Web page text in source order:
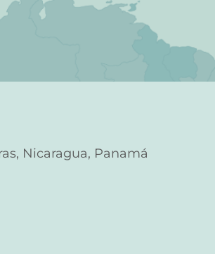
Nicaragua, Panamá